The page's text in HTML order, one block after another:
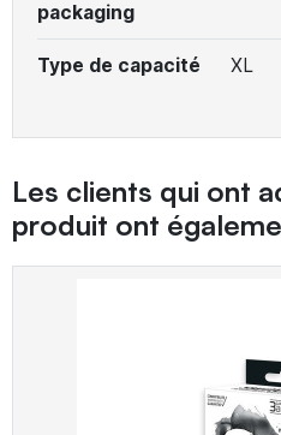
packaging
Type de capacité XL
Les clients qui ont
produit ont